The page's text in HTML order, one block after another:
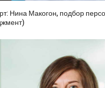
Нина Макогон, подбор